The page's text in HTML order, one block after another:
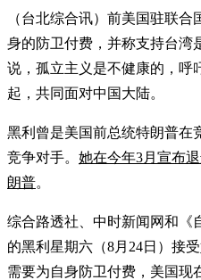
（台北综合讯）前美国驻联
身的防卫付费，并称支持台湾
说，孤立主义是不健康的，呼
起，共同面对中国大陆。
黑利曾是美国前总统特朗普在
竞争对手。 她在今年3月宣布
朗普。
综合路透社、中时新闻网和《
的黑利星期六（8月24日）接
需要为自身防卫付费，美国现